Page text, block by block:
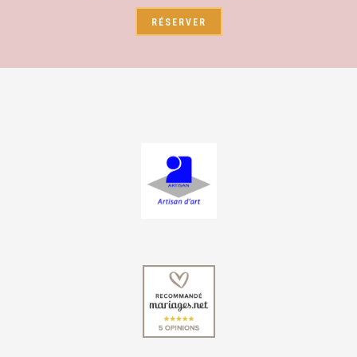
RÉSERVER